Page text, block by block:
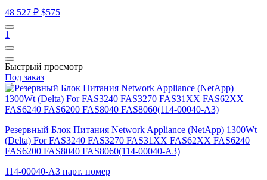
48 527 ₽ $575
1
Быстрый просмотр
Под заказ
Резервный Блок Питания Network Appliance (NetApp) 1300Wt
(Delta) For FAS3240 FAS3270 FAS31XX FAS62XX FAS6240
FAS6200 FAS8040 FAS8060(114-00040-A3)
114-00040-A3 парт. номер